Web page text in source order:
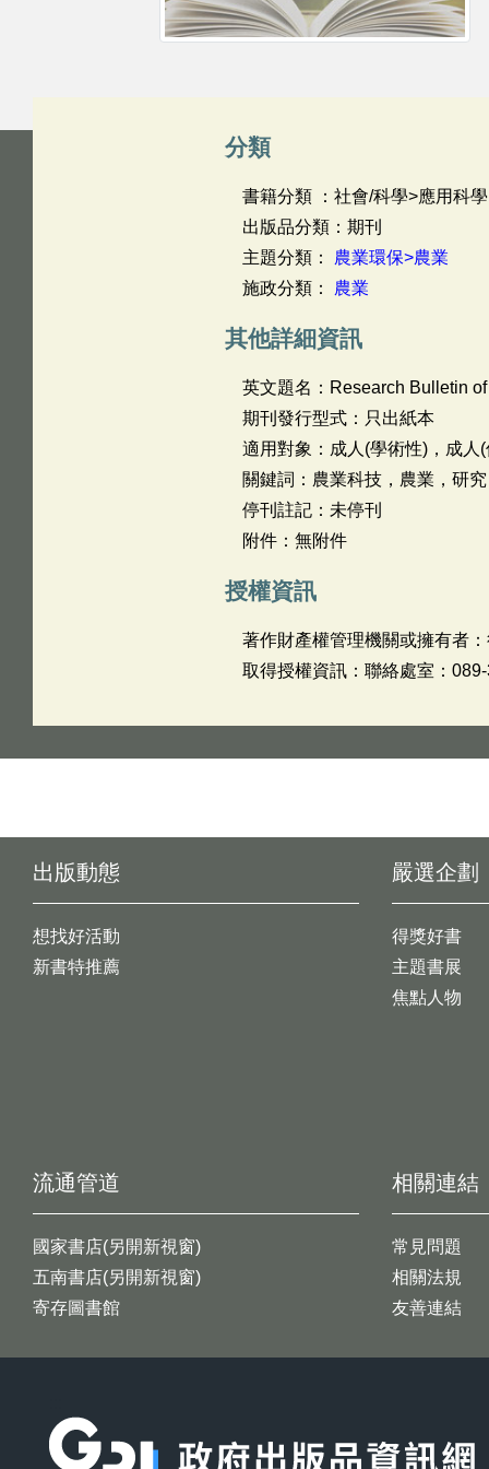
分類
書籍分類 ：社會/科學>應用科學
出版品分類：期刊
主題分類： 農業環保>農業
施政分類： 農業
其他詳細資訊
英文題名： Research Bulletin
期刊發行型式：只出紙本
適用對象：成人(學術性)，成人
關鍵詞：農業科技，農業，研
停刊註記：未停刊
附件：無附件
授權資訊
著作財產權管理機關或擁有者
取得授權資訊：聯絡處室：
出版動態
想找好活動
新書特推薦
嚴選企劃
得獎好書
主題書展
焦點人物
流通管道
國家書店(另開新視窗)
五南書店(另開新視窗)
寄存圖書館
相關連結
常見問題
相關法規
友善連結